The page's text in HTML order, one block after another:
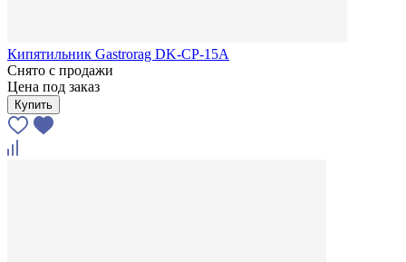
Кипятильник Gastrorag DK-CP-15A
Снято с продажи
Цена под заказ
Купить